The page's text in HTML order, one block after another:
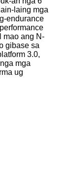
laing mga
endurance
mao ang N-
gibase sa
3.0,
mga
ug